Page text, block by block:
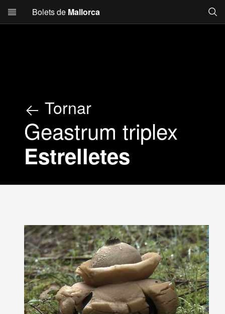
Skip to main content
Bolets de Mallorca
Tornar
Geastrum triplex
Estrelletes